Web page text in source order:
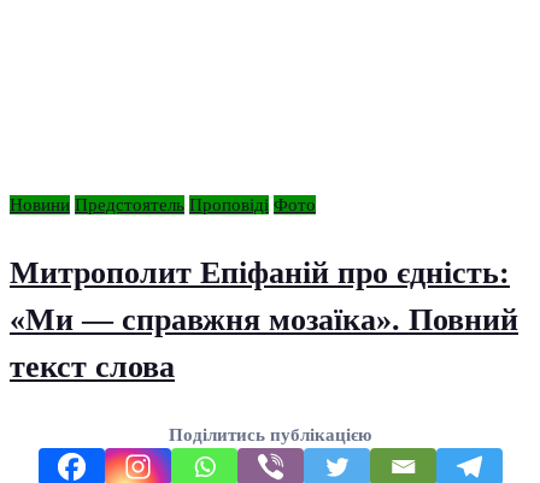
Новини Предстоятель Проповіді Фото
Митрополит Епіфаній про єдність:
«Ми — справжня мозаїка». Повний
текст слова
Поділитись публікацією